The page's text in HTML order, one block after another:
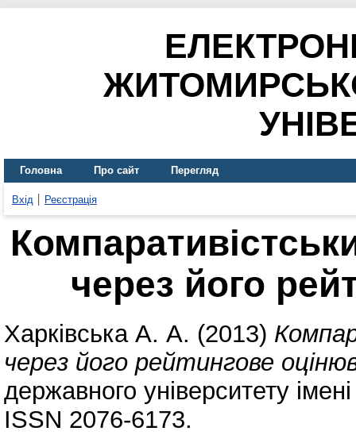
Головна Про сайт Перегляд
Вхід Реєстрація
через його
Харківська А. А. (2013)
через його рейтингове
державного університету
ISSN 2076-6173.